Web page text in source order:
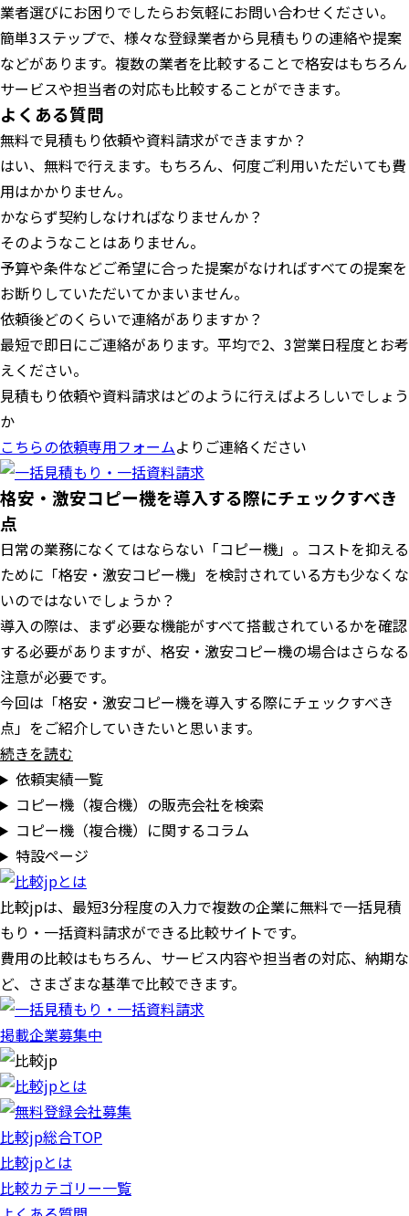
業者選びにお困りでしたらお気軽にお問い合わせください。
簡単3ステップで、様々な登録業者から見積もりの連絡や提案
などがあります。複数の業者を比較することで格安はもちろん
サービスや担当者の対応も比較することができます。
よくある質問
無料で見積もり依頼や資料請求ができますか？
はい、無料で行えます。もちろん、何度ご利用いただいても費
用はかかりません。
かならず契約しなければなりませんか？
そのようなことはありません。
予算や条件などご希望に合った提案がなければすべての提案を
お断りしていただいてかまいません。
依頼後どのくらいで連絡がありますか？
最短で即日にご連絡があります。平均で2、3営業日程度とお考
えください。
見積もり依頼や資料請求はどのように行えばよろしいでしょう
か
こちらの依頼専用フォームよりご連絡ください
格安・激安コピー機を導入する際にチェックすべき
点
日常の業務になくてはならない「コピー機」。コストを抑える
ために「格安・激安コピー機」を検討されている方も少なくな
いのではないでしょうか？
導入の際は、まず必要な機能がすべて搭載されているかを確認
する必要がありますが、格安・激安コピー機の場合はさらなる
注意が必要です。
今回は「格安・激安コピー機を導入する際にチェックすべき
点」をご紹介していきたいと思います。
続きを読む
依頼実績一覧
コピー機（複合機）の販売会社を検索
コピー機（複合機）に関するコラム
特設ページ
比較jpは、 最短3分程度の入力で複数の企業に無料で一括見積
もり・一括資料請求ができる比較サイトです。
費用の比較はもちろん、サービス内容や担当者の対応、納期な
ど、さまざまな基準で比較できます。
掲載企業募集中
比較jp総合TOP
比較jpとは
比較カテゴリー一覧